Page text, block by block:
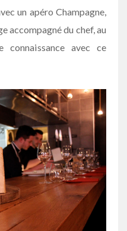
un apéro Champagne,
accompagné du chef, au
avec ce